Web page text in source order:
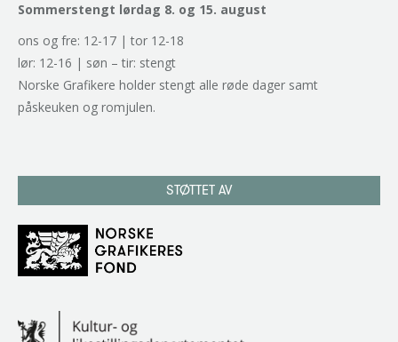
Sommerstengt lørdag 8. og 15. august
ons og fre: 12-17 | tor 12-18
lør: 12-16 | søn – tir: stengt
Norske Grafikere holder stengt alle røde dager samt
påskeuken og romjulen.
STØTTET AV